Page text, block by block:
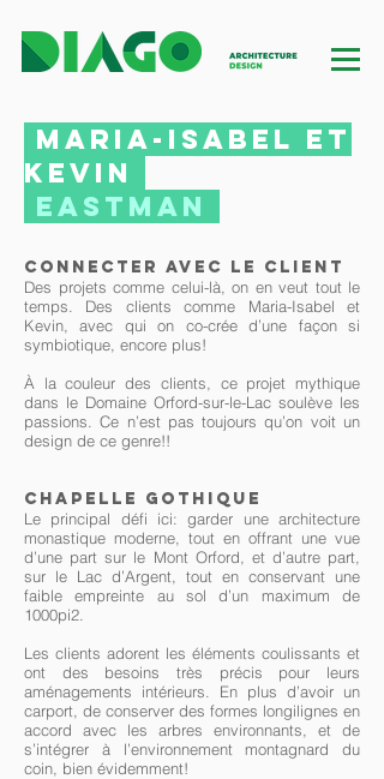
MARIA-ISABEL ET
KEVIN
EASTMAN
connecter avec le client
Des projets comme celui-là, on en veut tout le
temps. Des clients comme Maria-Isabel et
Kevin, avec qui on co-crée d’une façon si
symbiotique, encore plus!
À la couleur des clients, ce projet mythique
dans le Domaine Orford-sur-le-Lac soulève les
passions. Ce n’est pas toujours qu’on voit un
design de ce genre!!
chapelle gothique
Le principal défi ici: garder une architecture
monastique moderne, tout en offrant une vue
d’une part sur le Mont Orford, et d’autre part,
sur le Lac d’Argent, tout en conservant une
faible empreinte au sol d’un maximum de
1000pi2.
Les clients adorent les éléments coulissants et
ont des besoins très précis pour leurs
aménagements intérieurs. En plus d’avoir un
carport, de conserver des formes longilignes en
accord avec les arbres environnants, et de
s’intégrer à l’environnement montagnard du
coin, bien évidemment!